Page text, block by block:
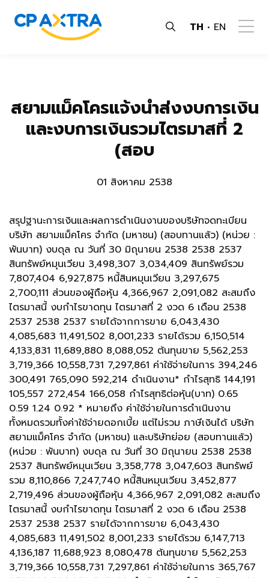
TH EN
สยามแม็คโครแจ้งนำส่งงบการเงิน
และงบการเงินรวมไตรมาสที่ 2
(สอบ
01 สิงหาคม 2538
สรุปฐานะการเงินและผลการดำเนินงานของบริษัทจดทะเบียน
บริษัท สยามแม็คโคร จำกัด (มหาชน) (สอบทานแล้ว) (หน่วย :
พันบาท) งบดุล ณ วันที่ 30 มิถุนายน 2538 2538 2537
สินทรัพย์หมุนเวียน 3,498,307 3,034,409 สินทรัพย์รวม
7,807,404 6,927,875 หนี้สินหมุนเวียน 3,297,675
2,700,111 ส่วนของผู้ถือหุ้น 4,366,967 2,091,082 สะสมถึง
ไตรมาสนี้ งบกำไรขาดทุน ไตรมาสที่ 2 งวด 6 เดือน 2538
2537 2538 2537 รายได้จากการขาย 6,043,430
4,085,683 11,491,502 8,001,233 รายได้รวม 6,150,514
4,133,831 11,689,880 8,088,052 ต้นทุนขาย 5,562,253
3,719,366 10,558,731 7,297,861 ค่าใช้จ่ายในการ 394,246
300,491 765,090 592,214 ดำเนินงาน* กำไรสุทธิ 144,191
105,557 272,454 166,058 กำไรสุทธิต่อหุ้น(บาท) 0.65
0.59 1.24 0.92 * หมายถึง ค่าใช้จ่ายในการดำเนินงาน
ทั้งหมดรวมทั้งค่าใช้จ่ายดอกเบี้ย แต่ไม่รวม ภาษีเงินได้ บริษัท
สยามแม็คโคร จำกัด (มหาชน) และบริษัทย่อย (สอบทานแล้ว)
(หน่วย : พันบาท) งบดุล ณ วันที่ 30 มิถุนายน 2538 2538
2537 สินทรัพย์หมุนเวียน 3,358,778 3,047,603 สินทรัพย์
รวม 8,110,866 7,247,740 หนี้สินหมุนเวียน 3,452,877
2,719,496 ส่วนของผู้ถือหุ้น 4,366,967 2,091,082 สะสมถึง
ไตรมาสนี้ งบกำไรขาดทุน ไตรมาสที่ 2 งวด 6 เดือน 2538
2537 2538 2537 รายได้จากการขาย 6,043,430
4,085,683 11,491,502 8,001,233 รายได้รวม 6,147,713
4,136,187 11,688,923 8,080,478 ต้นทุนขาย 5,562,253
3,719,366 10,558,731 7,297,861 ค่าใช้จ่ายในการ 365,767